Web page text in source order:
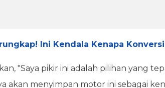
Ini Kendala Kenapa
"Saya pikir ini adalah pilihan yang
akan menyimpan motor ini sebagai